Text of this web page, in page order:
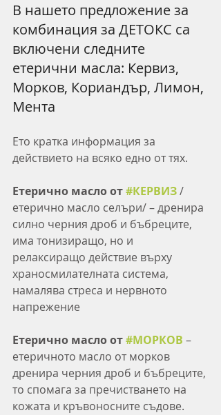
В нашето предложение за
комбинация за ДЕТОКС са
включени следните
етерични масла: Кервиз,
Морков, Кориандър, Лимон,
Мента
Ето кратка информация за
действието на всяко едно от тях.
Етерично масло от #КЕРВИЗ /
етерично масло селъри/ – дренира
силно черния дроб и бъбреците,
има тонизиращо, но и
релаксиращо действие върху
храносмилателната система,
намалява стреса и нервното
напрежение
Етерично масло от #МОРКОВ –
етеричното масло от морков
дренира черния дроб и бъбреците,
то спомага за пречистването на
кожата и кръвоносните съдове.